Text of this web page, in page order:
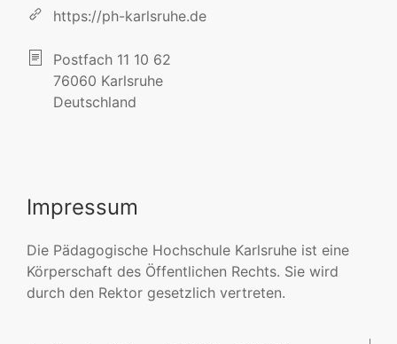
https://ph-karlsruhe.de
Postfach 11 10 62
76060 Karlsruhe
Deutschland
Impressum
Die Pädagogische Hochschule Karlsruhe ist eine
Körperschaft des Öffentlichen Rechts. Sie wird
durch den Rektor gesetzlich vertreten.